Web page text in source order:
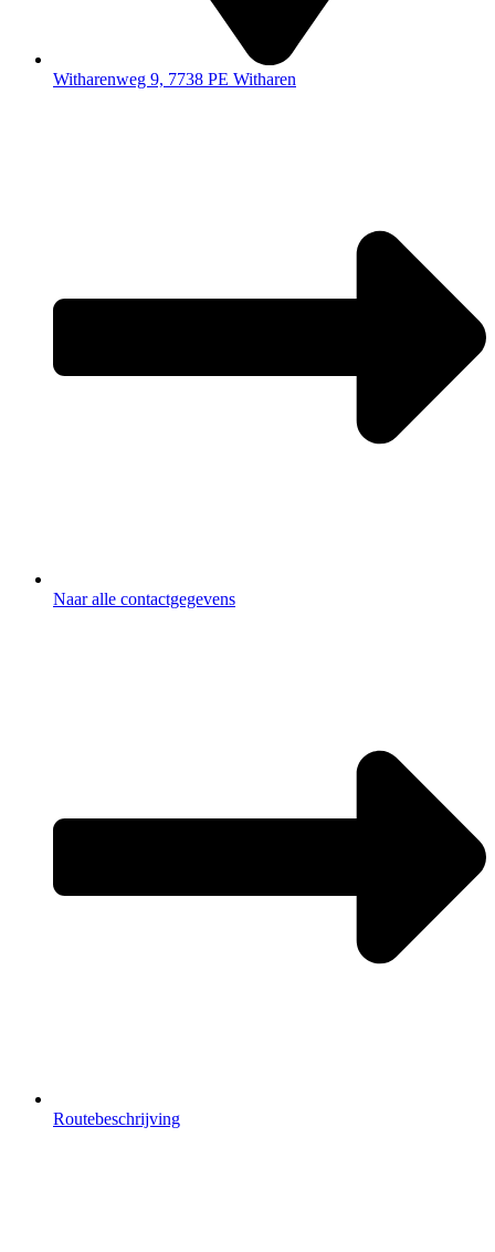
Witharenweg 9, 7738 PE Witharen
Naar alle contactgegevens
Routebeschrijving